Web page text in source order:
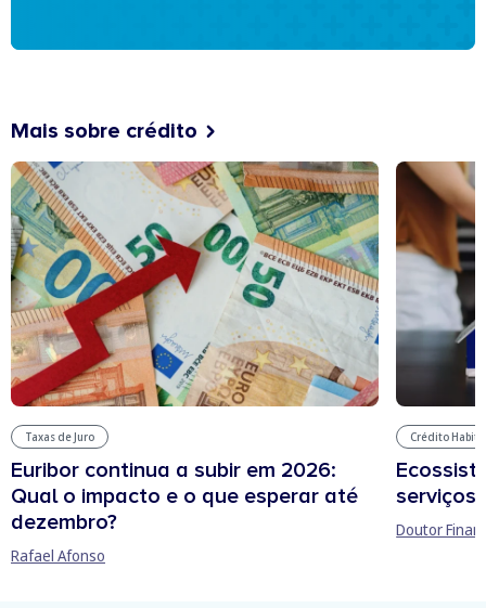
Mais sobre crédito
Taxas de Juro
Euribor continua a subir em 2026:
Qual o impacto e o que esperar até
dezembro?
Rafael Afonso
Crédito
serviços
Doutor